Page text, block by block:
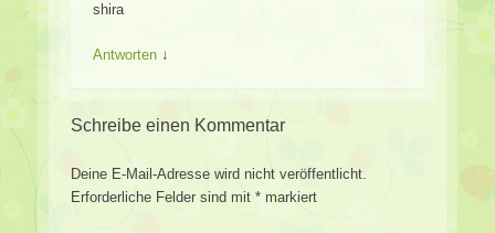
shira
Antworten ↓
Schreibe einen Kommentar
Deine E-Mail-Adresse wird nicht veröffentlicht.
Erforderliche Felder sind mit * markiert